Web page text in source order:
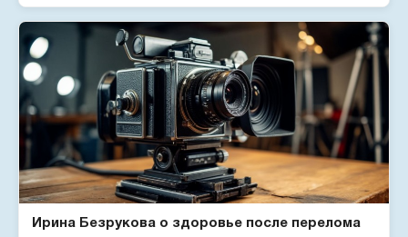
Ирина Безрукова о здоровье после перелома